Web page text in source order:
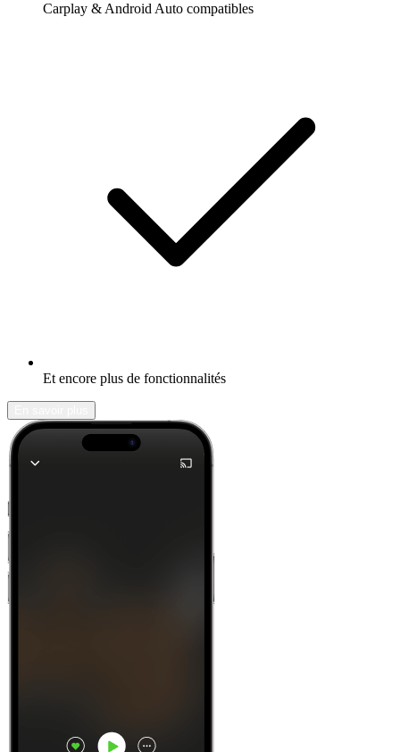
Carplay & Android Auto compatibles
Et encore plus de fonctionnalités